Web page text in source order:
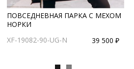
ПОВСЕДНЕВНАЯ ПАРКА С МЕХОМ
НОРКИ
XF-19082-90-UG-N
39 500 ₽